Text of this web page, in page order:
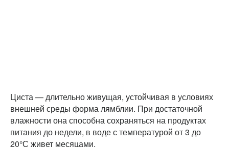
Циста — длительно живущая, устойчивая в условиях
внешней среды форма лямблии. При достаточной
влажности она способна сохраняться на продуктах
питания до недели, в воде с температурой от 3 до
20°С живет месяцами.